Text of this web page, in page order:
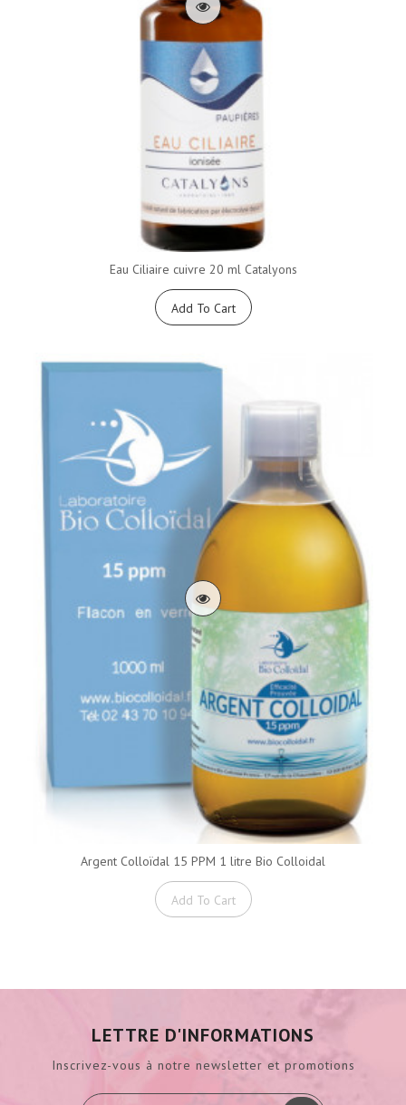
Eau Ciliaire cuivre 20 ml Catalyons
Add To Cart
Argent Colloïdal 15 PPM 1 litre Bio Colloidal
Add To Cart
LETTRE D'INFORMATIONS
Inscrivez-vous à notre newsletter et promotions